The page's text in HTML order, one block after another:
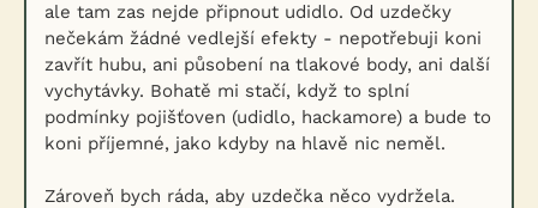
ale tam zas nejde připnout udidlo. Od uzdečky
nečekám žádné vedlejší efekty - nepotřebuji koni
zavřít hubu, ani působení na tlakové body, ani další
vychytávky. Bohatě mi stačí, když to splní
podmínky pojišťoven (udidlo, hackamore) a bude to
koni příjemné, jako kdyby na hlavě nic neměl.
Zároveň bych ráda, aby uzdečka něco vydržela.